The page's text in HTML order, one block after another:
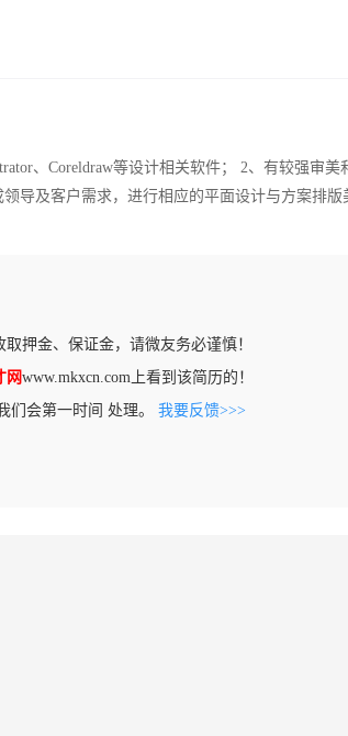
、Coreldraw等设计相关软件； 2、有较强审
导及客户需求，进行相应的平面设计与方案排版
押金、保证金，请微友务必谨慎！
网www.mkxcn.com上看到该简历的！
们会第一时间 处理。 我要反馈>>>